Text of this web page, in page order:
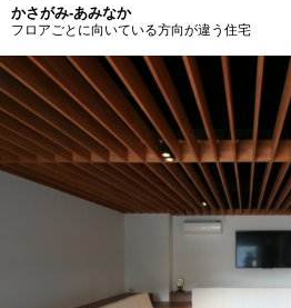
かさがみ-あみなか
フロアごとに向いている方向が違う住宅